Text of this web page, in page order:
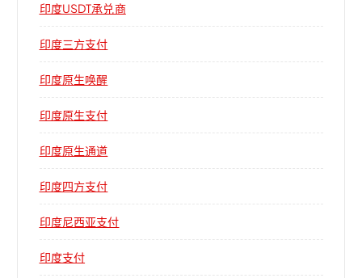
印度USDT承兑商
印度三方支付
印度原生唤醒
印度原生支付
印度原生通道
印度四方支付
印度尼西亚支付
印度支付